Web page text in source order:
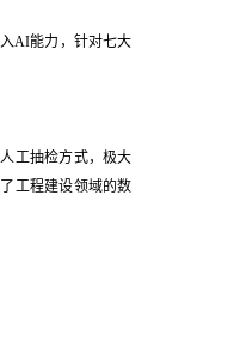
AI能力，针对七大
工抽检方式，极大
工程建设领域的数